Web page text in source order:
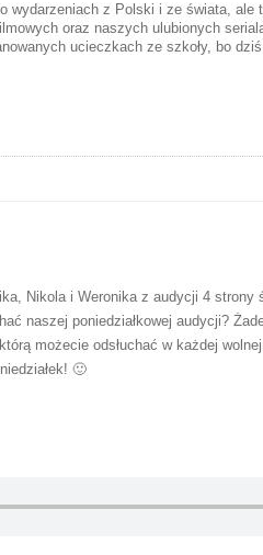
wydarzeniach z Polski i ze świata, ale
oraz naszych ulubionych
ucieczkach ze szkoły, bo
Nikola i Weronika z audycji 4 strony
naszej poniedziałkowej audycji?
możecie odsłuchać w każdej
🙂